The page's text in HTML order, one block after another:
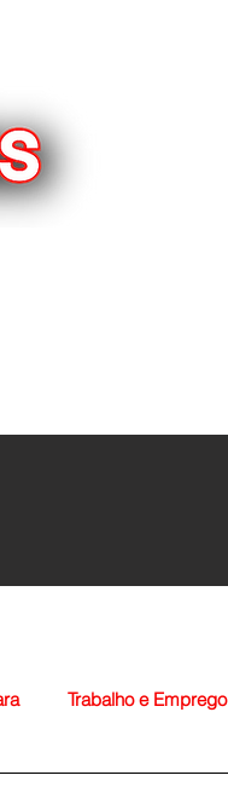
Trabalho e Emprego